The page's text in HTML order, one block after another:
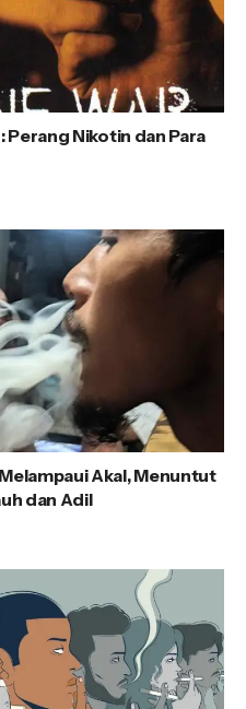
Perang Nikotin dan Para
Akal, Menuntut
dan Adil